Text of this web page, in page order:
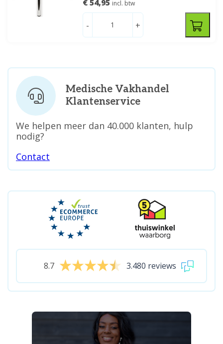
€ 54,95 incl. btw
- +
Medische Vakhandel
Klantenservice
We helpen meer dan 40.000 klanten, hulp
nodig?
Contact
8.7 3.480 reviews